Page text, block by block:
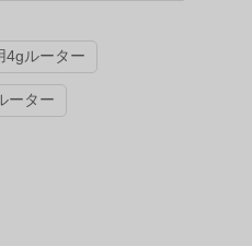
4gルーター
ーター